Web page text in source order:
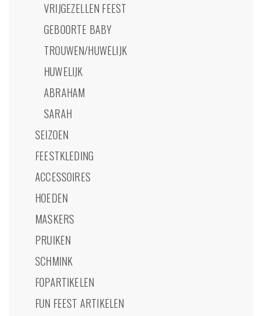
VRIJGEZELLEN FEEST
GEBOORTE BABY
TROUWEN/HUWELIJK
HUWELIJK
ABRAHAM
SARAH
SEIZOEN
FEESTKLEDING
ACCESSOIRES
HOEDEN
MASKERS
PRUIKEN
SCHMINK
FOPARTIKELEN
FUN FEEST ARTIKELEN